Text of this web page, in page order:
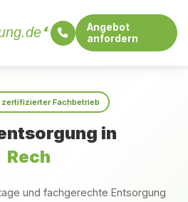
Angebot
anfordern
zertifizierter Fachbetrieb
in
Rech
und fachgerechte Entsorgung